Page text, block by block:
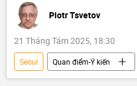
Piotr Tsvetov
21 Tháng Tám 2025, 18:30
Seoul Quan điểm-Ý kiến
Tác giả
Chính trị